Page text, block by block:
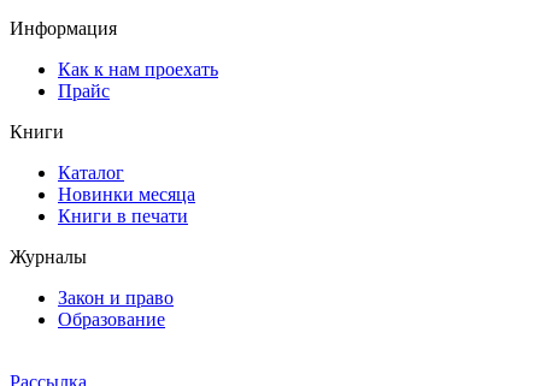
Информация
Как к нам проехать
Прайс
Книги
Каталог
Новинки месяца
Книги в печати
Журналы
Закон и право
Образование